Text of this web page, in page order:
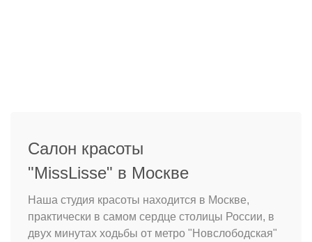
Салон красоты
"MissLisse" в Москве
Наша студия красоты находится в Москве,
практически в самом сердце столицы России, в
двух минутах ходьбы от метро "Новслободская"